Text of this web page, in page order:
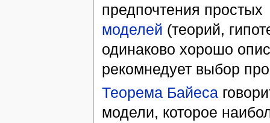
предпочтения простых
моделей (теорий,
одинаково хорошо
рекомнедует выбор
Теорема Байеса
модели, которое